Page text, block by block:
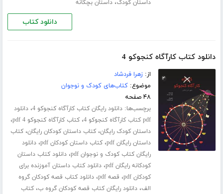
داستان کودک،داستان بچگانه
دانلود کتاب
دانلود کتاب کارآگاه کنجوکو 4
از:زهرا فردشاد
موضوع:کتاب‌های کودک و نوجوان
۴۸ صفحه
برچسب‌ها:دانلود رایگان کتاب کارآگاه کنجوکو 4 ،دانلود
pdf کتاب کارآگاه کنجوکو 4
،کتاب کارآگاه کنجوکو 4 pdf ،
داستان کودک رایگان،کتاب داستان کودکان رایگان،کتاب
داستان رایگان pdf
،کتاب داستان کودکان pdf ،دانلود
رایگان کتاب کودک و نوجوان pdf
،دانلود کتاب داستان
کودکانه رایگان pdf
،دانلود کتاب داستان آموزنده برای
کودکان pdf
، قصه pdf ،دانلود کتاب قصه کودکان گروه
الف،دانلود رایگان کتاب قصه کودکان گروه ب،کتاب